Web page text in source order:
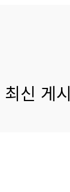
신 게